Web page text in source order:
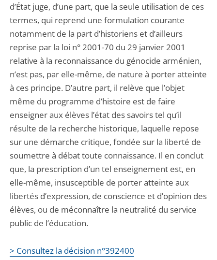
d’État juge, d’une part, que la seule utilisation de ces
termes, qui reprend une formulation courante
notamment de la part d’historiens et d’ailleurs
reprise par la loi n° 2001-70 du 29 janvier 2001
relative à la reconnaissance du génocide arménien,
n’est pas, par elle-même, de nature à porter atteinte
à ces principe. D’autre part, il relève que l’objet
même du programme d’histoire est de faire
enseigner aux élèves l’état des savoirs tel qu’il
résulte de la recherche historique, laquelle repose
sur une démarche critique, fondée sur la liberté de
soumettre à débat toute connaissance. Il en conclut
que, la prescription d’un tel enseignement est, en
elle-même, insusceptible de porter atteinte aux
libertés d’expression, de conscience et d’opinion des
élèves, ou de méconnaître la neutralité du service
public de l’éducation.
> Consultez la décision n°392400